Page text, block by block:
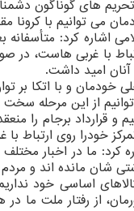
های گوناگون
می توانیم با كرونا
اشاره كرد:
با غربی هاست، در
آنان امید داشت.
خودمان و با اتكا
از این مرحله سخت
و قرارداد برجام را
خودرا روی ارتباط با
ما در اخبار مختلف
شان مانده اند و مردم
اساسی خود
از رفتار ملت ما